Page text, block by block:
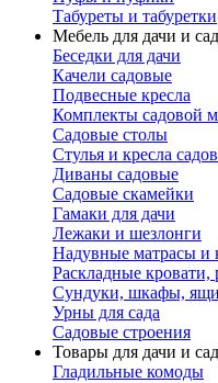
Табуреты и табуретки
Мебель для дачи и
Беседки для дачи
Качели садовые
Подвесные кресла
Комплекты садовой
Садовые столы
Стулья и кресла
Диваны садовые
Садовые скамейки
Гамаки для дачи
Лежаки и шезлонги
Надувные матрасы и
Раскладные кровати,
Сундуки, шкафы,
Урны для сада
Садовые строения
Товары для дачи и
Гладильные комоды